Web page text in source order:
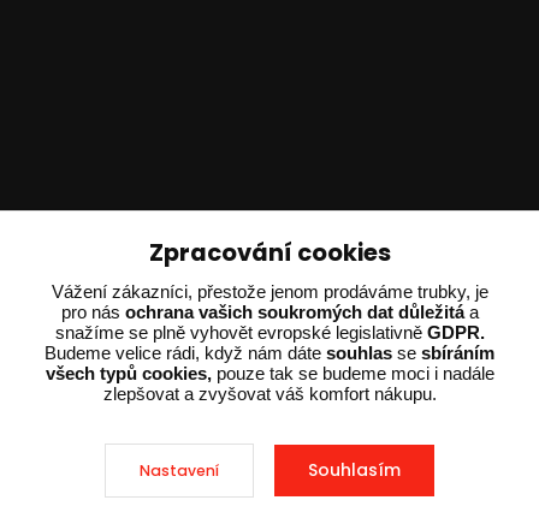
Ing. Adam Dvořák
+420 602 234 254
(Po-Pá 8:00 - 15:00)
potrebujiporadit@dvorak-karlik.cz
2025 © Dvorak-Karlik.cz – Všechna práva vyhrazena. Design od
Zpracování cookies
Vážení zákazníci, přestože jenom prodáváme trubky, je
pro nás ochrana vašich soukromých dat důležitáa
snažíme se plně vyhovět evropské legislativně GDPR.
Budeme velice rádi, když nám dáte souhlas se sbíráním
všech typů cookies,pouze tak se budeme moci i nadále
zlepšovat a zvyšovat váš komfort nákupu.
Nastavení Souhlasím